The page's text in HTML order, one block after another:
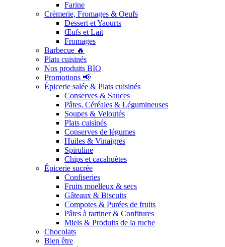
Farine
Crèmerie, Fromages & Oeufs
Dessert et Yaourts
Œufs et Lait
Fromages
Barbecue 🔥
Plats cuisinés
Nos produits BIO
Promotions 📢
Épicerie salée & Plats cuisinés
Conserves & Sauces
Pâtes, Céréales & Légumineuses
Soupes & Veloutés
Plats cuisinés
Conserves de légumes
Huiles & Vinaigres
Spiruline
Chips et cacahuètes
Épicerie sucrée
Confiseries
Fruits moelleux & secs
Gâteaux & Biscuits
Compotes & Purées de fruits
Pâtes à tartiner & Confitures
Miels & Produits de la ruche
Chocolats
Bien être